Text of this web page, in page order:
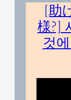
[助
様?]
것